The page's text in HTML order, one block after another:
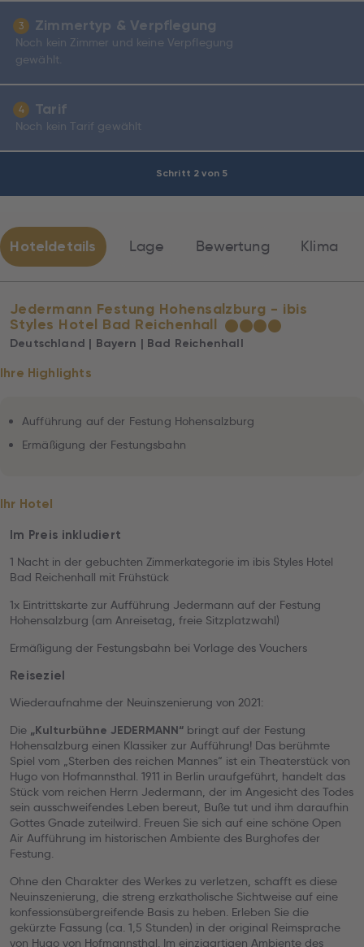
Schritt 2 von 5
3 Zimmertyp & Verpflegung
Noch kein Zimmer und keine Verpflegung
gewählt.
4 Tarif
Noch kein Tarif gewählt
Hoteldetails Lage Bewertung Klima
Jedermann Festung Hohensalzburg - ibis
Styles Hotel Bad Reichenhall
★★★★
Deutschland | Bayern | Bad Reichenhall
Ihre Highlights
Aufführung auf der Festung Hohensalzburg
Ermäßigung der Festungsbahn
Ihr Hotel
Im Preis inkludiert
1 Nacht in der gebuchten Zimmerkategorie im ibis Styles Hotel
Bad Reichenhall mit Frühstück
1x Eintrittskarte zur Aufführung Jedermann auf der Festung
Hohensalzburg (am Anreisetag, freie Sitzplatzwahl)
Ermäßigung der Festungsbahn bei Vorlage des Vouchers
Reiseziel
Wiederaufnahme der Neuinszenierung von 2021:
Die „Kulturbühne JEDERMANN“ bringt auf der Festung
Hohensalzburg einen Klassiker zur Aufführung! Das berühmte
Spiel vom „Sterben des reichen Mannes“ ist ein Theaterstück von
Hugo von Hofmannsthal. 1911 in Berlin uraufgeführt, handelt das
Stück vom reichen Herrn Jedermann, der im Angesicht des Todes
sein ausschweifendes Leben bereut, Buße tut und ihm daraufhin
Gottes Gnade zuteilwird. Freuen Sie sich auf eine schöne Open
Air Aufführung im historischen Ambiente des Burghofes der
Festung.
Ohne den Charakter des Werkes zu verletzen, schafft es diese
Neuinszenierung, die streng erzkatholische Sichtweise auf eine
konfessionsübergreifende Basis zu heben. Erleben Sie die
gekürzte Fassung (ca. 1,5 Stunden) in der original Reimsprache
von Hugo von Hofmannsthal. Im einzigartigen Ambiente des